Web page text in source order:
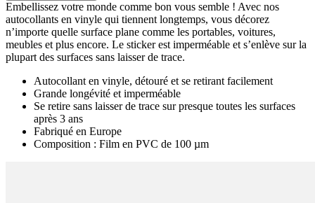
Embellissez votre monde comme bon vous semble ! Avec nos
autocollants en vinyle qui tiennent longtemps, vous décorez
n’importe quelle surface plane comme les portables, voitures,
meubles et plus encore. Le sticker est imperméable et s’enlève sur la
plupart des surfaces sans laisser de trace.
Autocollant en vinyle, détouré et se retirant facilement
Grande longévité et imperméable
Se retire sans laisser de trace sur presque toutes les surfaces
après 3 ans
Fabriqué en Europe
Composition : Film en PVC de 100 µm